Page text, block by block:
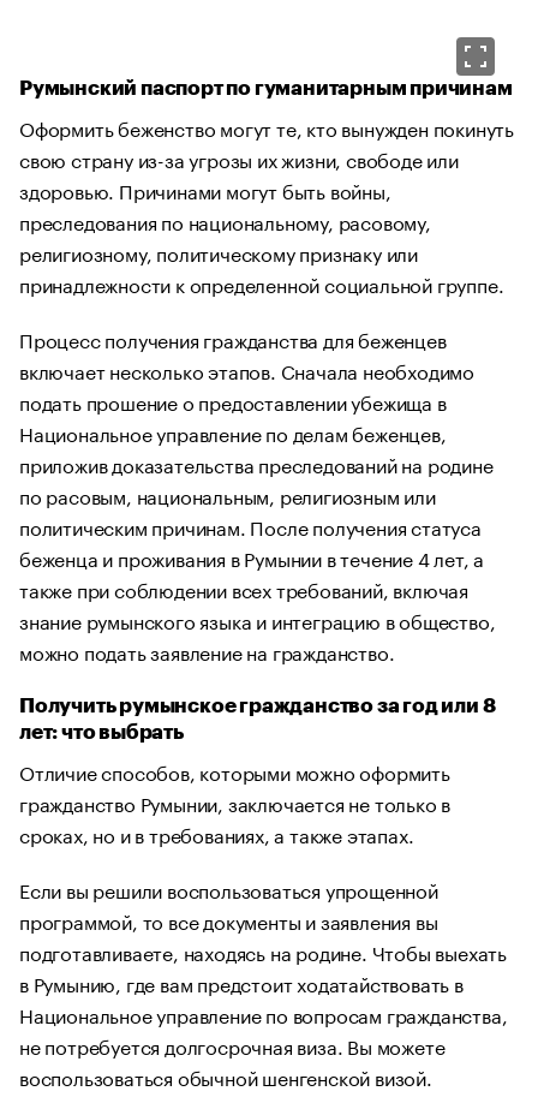
Румынский паспорт по гуманитарным причинам
Оформить беженство могут те, кто вынужден покинуть
свою страну из-за угрозы их жизни, свободе или
здоровью. Причинами могут быть войны,
преследования по национальному, расовому,
религиозному, политическому признаку или
принадлежности к определенной социальной группе.
Процесс получения гражданства для беженцев
включает несколько этапов. Сначала необходимо
подать прошение о предоставлении убежища в
Национальное управление по делам беженцев,
приложив доказательства преследований на родине
по расовым, национальным, религиозным или
политическим причинам. После получения статуса
беженца и проживания в Румынии в течение 4 лет, а
также при соблюдении всех требований, включая
знание румынского языка и интеграцию в общество,
можно подать заявление на гражданство.
Получить румынское гражданство за год или 8
лет: что выбрать
Отличие способов, которыми можно оформить
гражданство Румынии, заключается не только в
сроках, но и в требованиях, а также этапах.
Если вы решили воспользоваться упрощенной
программой, то все документы и заявления вы
подготавливаете, находясь на родине. Чтобы выехать
в Румынию, где вам предстоит ходатайствовать в
Национальное управление по вопросам гражданства,
не потребуется долгосрочная виза. Вы можете
воспользоваться обычной шенгенской визой.